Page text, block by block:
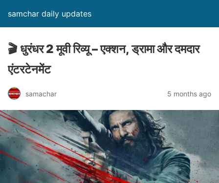
samchar daily updates
🎬 धुरंधर 2 मूवी रिव्यू – एक्शन, ड्रामा और दमदार
एंटरटेनमेंट
samachar 5 months ago